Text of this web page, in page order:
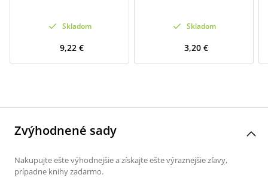
Skladom
9,22 €
Skladom
3,20 €
Zvýhodnené sady
Nakupujte ešte výhodnejšie a získajte ešte výraznejšie zľavy,
prípadne knihy zadarmo.